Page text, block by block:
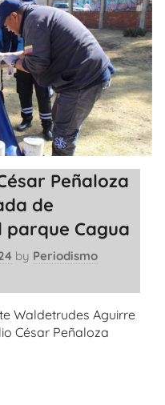
Peñaloza
de
parque Cagua
by Periodismo
Waldetrudes Aguirre
César Peñaloza